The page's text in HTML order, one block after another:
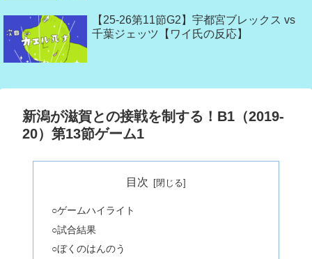
【25-26第11節G2】宇都宮ブレックス vs
千葉ジェッツ【ワイ氏の反応】
新潟が滋賀との接戦を制する！B1（2019-
20）第13節ゲーム1
目次
○ゲームハイライト
○試合結果
○ぼくのはんのう